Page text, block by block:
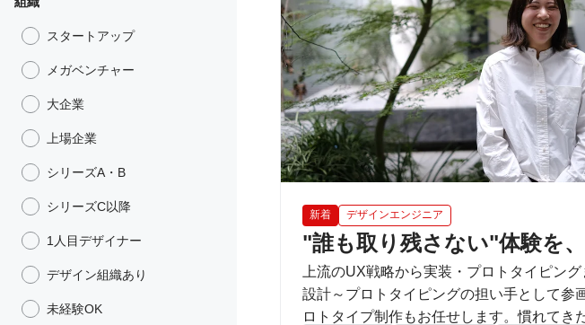
スタートアップ
メガベンチャー
大企業
上場企業
シリーズA・B
シリーズC以降
1人目デザイナー
デザイン組織あり
未経験OK
新着 デザインエンジニア
"誰も取り残さない"体験を
上流のUX戦略から実装・プロトタイピン
設計～プロトタイピングの担い手として参
ロトタイプ制作もお任せします。慣れて